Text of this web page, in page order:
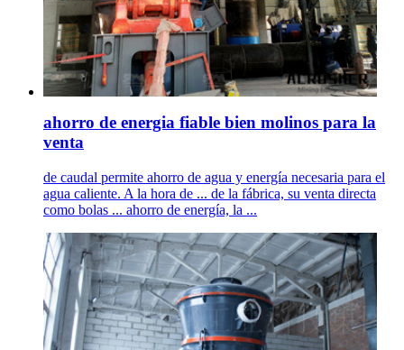
ahorro de energia fiable bien molinos para la
venta
de caudal permite ahorro de agua y energía necesaria para el
agua caliente. A la hora de ... de la fábrica, su venta directa
como bolas ... ahorro de energía, la ...